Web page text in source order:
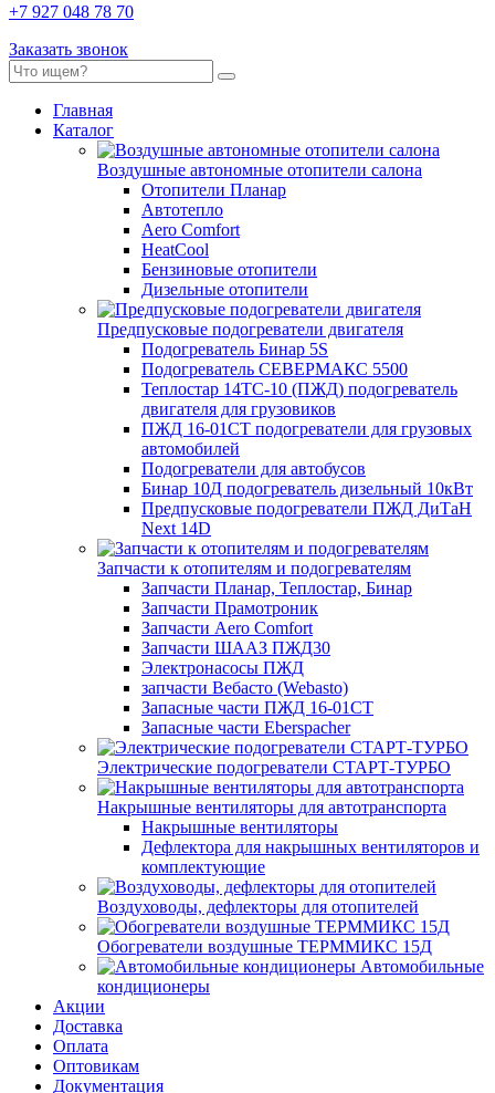
+7 927 048 78 70
Заказать звонок
Главная
Каталог
Воздушные автономные отопители салона
Отопители Планар
Автотепло
Aero Comfort
HeatCool
Бензиновые отопители
Дизельные отопители
Предпусковые подогреватели двигателя
Подогреватель Бинар 5S
Подогреватель СЕВЕРМАКС 5500
Теплостар 14ТС-10 (ПЖД) подогреватель
двигателя для грузовиков
ПЖД 16-01СТ подогреватели для грузовых
автомобилей
Подогреватели для автобусов
Бинар 10Д подогреватель дизельный 10кВт
Предпусковые подогреватели ПЖД ДиТаН
Next 14D
Запчасти к отопителям и подогревателям
Запчасти Планар, Теплостар, Бинар
Запчасти Прамотроник
Запчасти Aero Comfort
Запчасти ШААЗ ПЖД30
Электронасосы ПЖД
запчасти Вебасто (Webasto)
Запасные части ПЖД 16-01СТ
Запасные части Eberspacher
Электрические подогреватели СТАРТ-ТУРБО
Накрышные вентиляторы для автотранспорта
Накрышные вентиляторы
Дефлектора для накрышных вентиляторов и
комплектующие
Воздуховоды, дефлекторы для отопителей
Обогреватели воздушные ТЕРММИКС 15Д
Автомобильные
кондиционеры
Акции
Доставка
Оплата
Оптовикам
Документация